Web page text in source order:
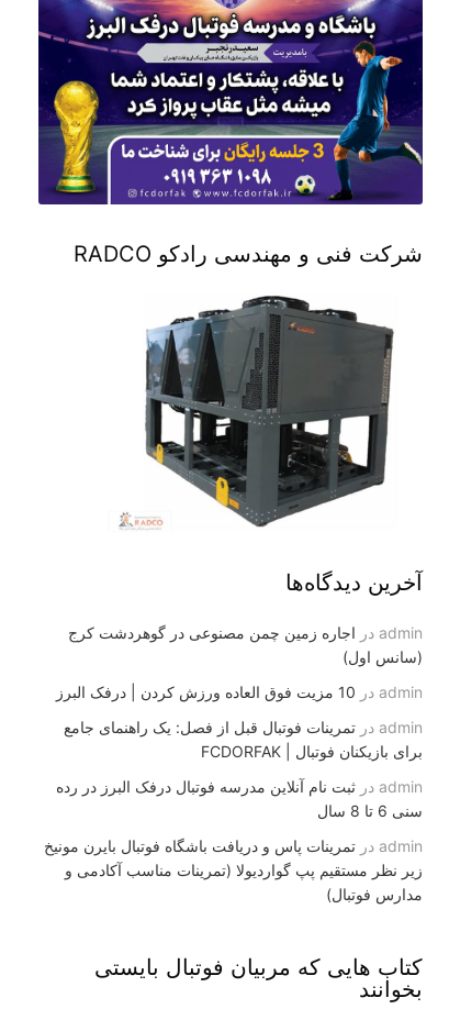
شرکت فنی و مهندسی رادکو RADCO
آخرین دیدگاه‌ها
admin در اجاره زمین چمن مصنوعی در گوهردشت کرج
(سانس اول)
admin در 10 مزیت فوق العاده ورزش کردن | درفک البرز
admin در تمرینات فوتبال قبل از فصل: یک راهنمای جامع
برای بازیکنان فوتبال | FCDORFAK
admin در ثبت نام آنلاین مدرسه فوتبال درفک البرز در رده
سنی 6 تا 8 سال
admin در تمرینات پاس و دریافت باشگاه فوتبال بایرن مونیخ
زیر نظر مستقیم پپ گواردیولا (تمرینات مناسب آکادمی و
مدارس فوتبال)
کتاب هایی که مربیان فوتبال بایستی
بخوانند